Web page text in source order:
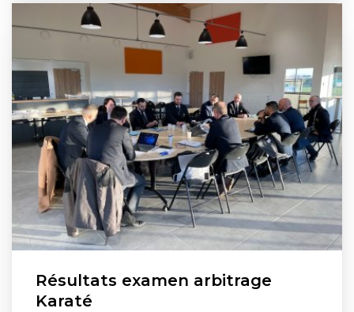
Résultats examen arbitrage
Karaté